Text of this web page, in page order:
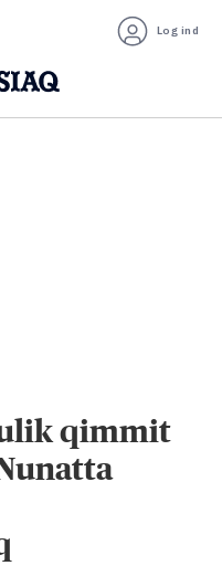
Log ind
qimmit